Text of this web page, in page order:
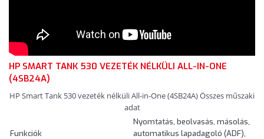
HP SMART TANK 530 VEZETÉK NÉLKÜLI ALL-IN-ONE
(4SB24A)
HP Smart Tank 530 vezeték nélküli All-in-One (4SB24A) Összes műszaki
adat
Funkciók
Nyomtatás, beolvasás, másolás,
automatikus lapadagoló (ADF),